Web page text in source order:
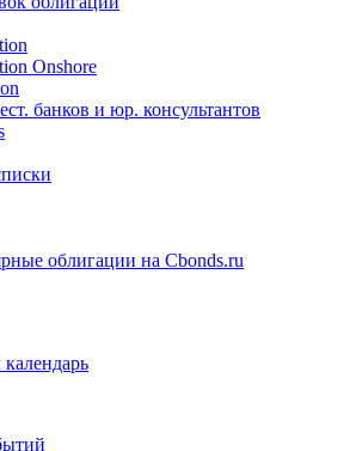
& Карты рынка
(ИИ)
(Россия)
облигаций
Onshore
банков и юр. консультантов
облигации на Cbonds.ru